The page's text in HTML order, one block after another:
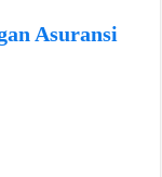
Asuransi